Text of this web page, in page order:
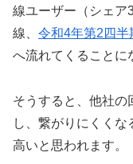
線ユーザー（シェア
線、 令和4年第2四半
へ流れてくることに
そうすると、他社の
し、繋がりにくく
高いと思われます。